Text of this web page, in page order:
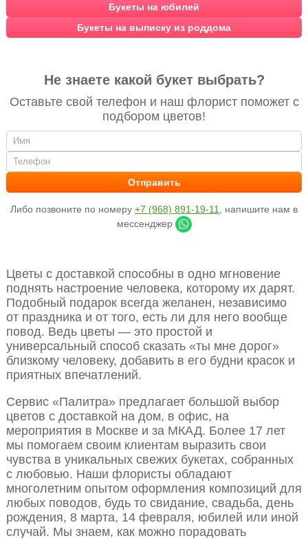
Букеты на юбилей
Букеты на выписку из роддома
Не знаете какой букет выбрать?
Оставьте свой телефон и наш флорист поможет с
подбором цветов!
Либо позвоните по номеру +7 (968) 891-19-11
, напишите нам в
мессенджер
Цветы с доставкой способны в одно мгновение
поднять настроение человека, которому их дарят.
Подобный подарок всегда желанен, независимо
от праздника и от того, есть ли для него вообще
повод. Ведь цветы — это простой и
универсальный способ сказать «ты мне дорог»
близкому человеку, добавить в его будни красок и
приятных впечатлений.
Сервис «Палитра» предлагает большой выбор
цветов с доставкой на дом, в офис, на
мероприятия в Москве и за МКАД. Более 17 лет
мы помогаем своим клиентам выразить свои
чувства в уникальных свежих букетах, собранных
с любовью. Наши флористы обладают
многолетним опытом оформления композиций для
любых поводов, будь то свидание, свадьба, день
рождения, 8 марта, 14 февраля, юбилей или иной
случай. Мы знаем, как можно порадовать